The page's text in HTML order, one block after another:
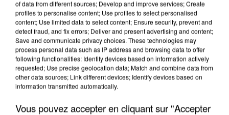
of data from different sources; Develop and improve services; Create
profiles to personalise content; Use profiles to select personalised
content; Use limited data to select content; Ensure security, prevent and
detect fraud, and fix errors; Deliver and present advertising and content;
Save and communicate privacy choices. These technologies may
process personal data such as IP address and browsing data to offer
following functionalities: Identify devices based on information actively
requested; Use precise geolocation data; Match and combine data from
other data sources; Link different devices; Identify devices based on
information transmitted automatically.
Vous pouvez accepter en cliquant sur "Accepter